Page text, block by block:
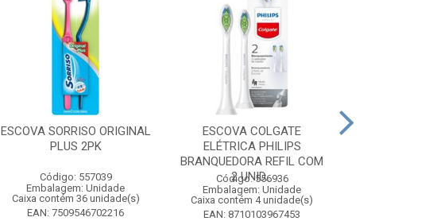
ESCOVA SORRISO ORIGINAL
PLUS 2PK
Código: 557039
Embalagem: Unidade
Caixa contém 36 unidade(s)
EAN: 7509546702216
ESCOVA COLGATE
ELÉTRICA PHILIPS
BRANQUEDORA REFIL COM
2 UNID...
Código: 556936
Embalagem: Unidade
Caixa contém 4 unidade(s)
EAN: 8710103967453